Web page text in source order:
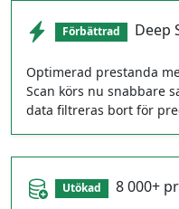
Förbättrad Deep
Optimerad prestanda
Scan körs nu snabbare
data filtreras bort för
Utökad 8 000+